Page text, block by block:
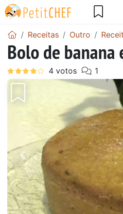
Receitas Outro
Bolo de banana
Anterior